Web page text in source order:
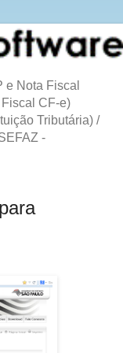
e Nota Fiscal
CF-e)
Tributária) /
-